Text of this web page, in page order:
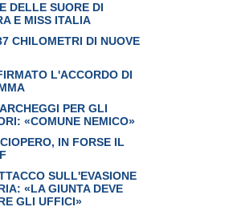
DELLE SUORE DI
E MISS ITALIA
CHILOMETRI DI NUOVE
L'ACCORDO DI
PER GLI
«COMUNE NEMICO»
IN FORSE IL
SULL'EVASIONE
«LA GIUNTA DEVE
GLI UFFICI»